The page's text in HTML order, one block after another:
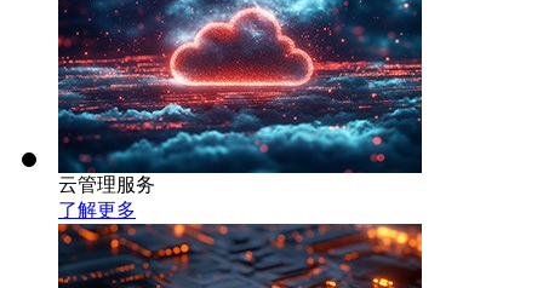
云管理服务
了解更多